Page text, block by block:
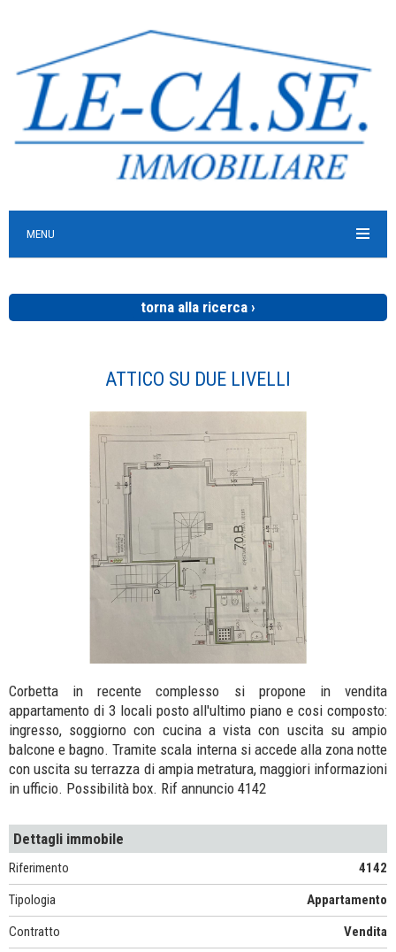
MENU
torna alla ricerca ›
ATTICO SU DUE LIVELLI
Corbetta in recente complesso si propone in vendita
appartamento di 3 locali posto all'ultimo piano e cosi composto:
ingresso, soggiorno con cucina a vista con uscita su ampio
balcone e bagno. Tramite scala interna si accede alla zona notte
con uscita su terrazza di ampia metratura, maggiori informazioni
in ufficio. Possibilità box. Rif annuncio 4142
Dettagli immobile
Riferimento
4142
Tipologia
Appartamento
Contratto
Vendita